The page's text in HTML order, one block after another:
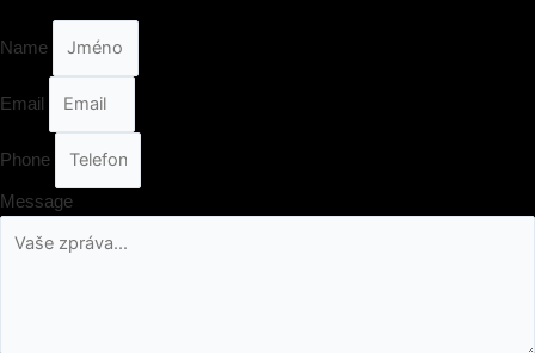
Name
Email
Phone
Message